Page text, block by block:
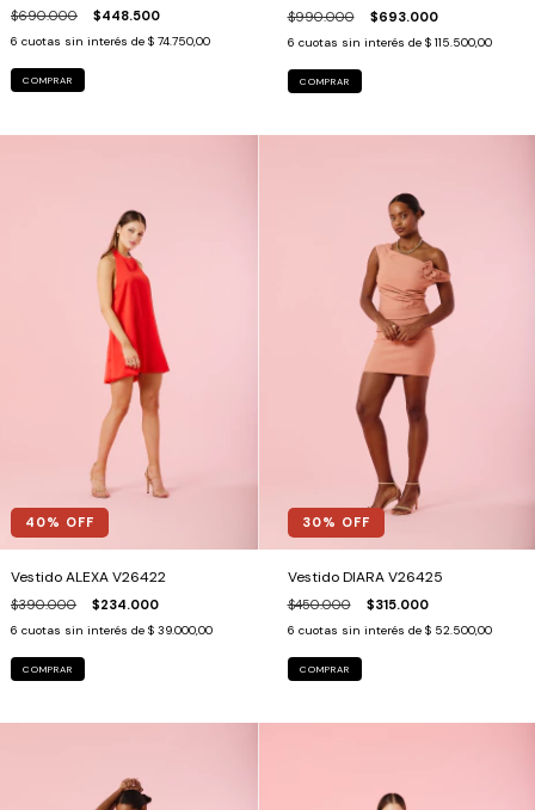
$690.000 $448.500
6 cuotas sin interés de $ 74.750,00
COMPRAR
$990.000 $693.000
6 cuotas sin interés de $ 115.500,00
COMPRAR
40% OFF
Vestido ALEXA V26422
$390.000 $234.000
6 cuotas sin interés de $ 39.000,00
COMPRAR
30% OFF
Vestido DIARA V26425
$450.000 $315.000
6 cuotas sin interés de $ 52.500,00
COMPRAR